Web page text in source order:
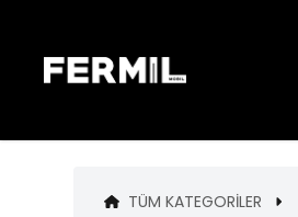
TÜM KATEGORILER